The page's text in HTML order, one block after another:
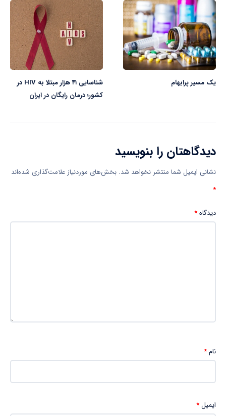
یک مسیر پرابهام
شناسایی ۴۱ هزار مبتلا به HIV در
کشور؛ درمان رایگان در ایران
دیدگاهتان را بنویسید
نشانی ایمیل شما منتشر نخواهد شد. بخش‌های موردنیاز علامت‌گذاری شده‌اند
*
دیدگاه*
نام*
ایمیل*